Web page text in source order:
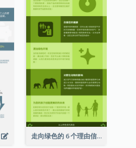
走向绿色的 6 个理由信息图表